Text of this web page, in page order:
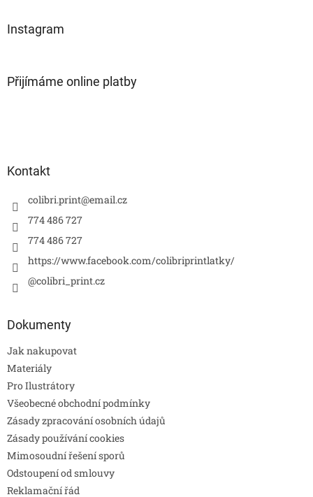
Instagram
Přijímáme online platby
Kontakt
colibri.print@email.cz
774 486 727
774 486 727
https://www.facebook.com/colibriprintlatky/
@colibri_print.cz
Dokumenty
Jak nakupovat
Materiály
Pro Ilustrátory
Všeobecné obchodní podmínky
Zásady zpracování osobních údajů
Zásady používání cookies
Mimosoudní řešení sporů
Odstoupení od smlouvy
Reklamační řád